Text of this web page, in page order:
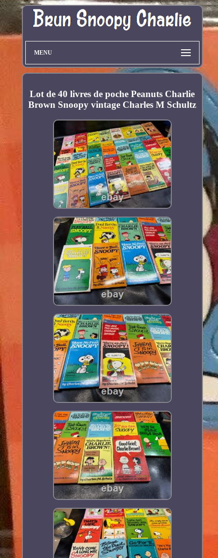
MENU
Lot de 40 livres de poche Peanuts Charlie
Brown Snoopy vintage Charles M Schultz